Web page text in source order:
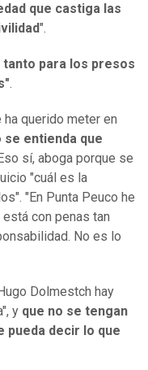
que castiga las
".
tanto para los presos
.
querido meter en
se entienda que
sí, aboga porque se
"cuál es la
"En Punta Peuco he
con penas tan
No es lo
Dolmestch hay
y que no se tengan
pueda decir lo que